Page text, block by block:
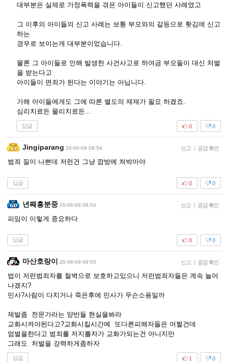
대부분은 실제로 가정폭력을 겪은 아이들이 신고했던 사례였고
그 이후의 아이들의 신고 사례는 보통 부모와의 갈등으로 홧김에 신고
하는
경우로 보이는게 대부분이었습니다.
물론 그 아이들로 인해 발생한 사건사고로 하여금 부모들이 대신 처벌
을 받는다고
아이들이 면죄가 된다는 이야기는 아닙니다.
가해 아이들에게도 그에 따른 별도의 제재가 필요 하겠죠.
심리치료든 물리치료든...
답글 0
0
Jingiparang 26-06-09 09:54 신고 | 공감 확인
범죄 질이 나쁜데 저런건 그냥 깜방에 쳐박아야
답글 0
0
년째흥분중 26-06-09 09:54 신고 | 공감 확인
피임이 이렇게 중요하다
답글 0
0
마산호랑이 26-06-09 09:55 신고 | 공감 확인
법이 저런범죄자를 철벽으로 보호하고있으니 저런범죄자들은 계속 늘어
나겠지?
민사?사람이 다치거나 죽은후에 민사가 무슨소용일까
제발좀 전문가라는 양반들 현실을봐라
교화시켜야된다고?교화시킬시간에 또다른피해자들은 어쩔건데
엄벌을한다고 범죄를 저지를자가 교화가되는건 아니지만
그래도 처벌을 강력하게좀하자
답글 0
1